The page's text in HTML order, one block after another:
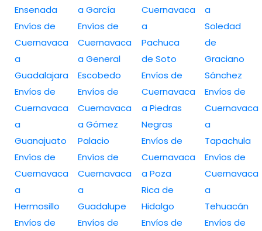
Ensenada
Envíos de
Cuernavaca
a
Guadalajara
Envíos de
Cuernavaca
a
Guanajuato
Envíos de
Cuernavaca
a
Hermosillo
Envíos de
a García
Envíos de
Cuernavaca
a General
Escobedo
Envíos de
Cuernavaca
a Gómez
Palacio
Envíos de
Cuernavaca
a
Guadalupe
Envíos de
Cuernavaca
a
Pachuca
de Soto
Envíos de
Cuernavaca
a Piedras
Negras
Envíos de
Cuernavaca
a Poza
Rica de
Hidalgo
Envíos de
a
Soledad
de
Graciano
Sánchez
Envíos de
Cuernavaca
a
Tapachula
Envíos de
Cuernavaca
a
Tehuacán
Envíos de